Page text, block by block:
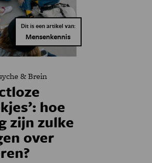
Dit is een artikel van:
Mensenkennis
& Brein
hoe
zijn zulke
over